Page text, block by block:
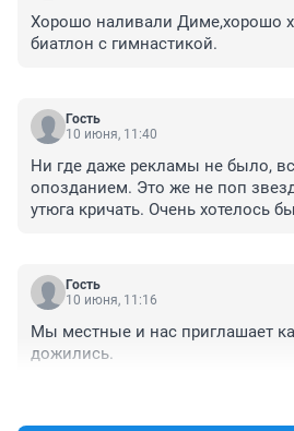
Хорошо наливали Диме,хорошо
биатлон с гимнастикой.
Гость
10 июня, 11:40
Ни где даже рекламы не было,
опозданием. Это же не поп
утюга кричать. Очень хотелось
Гость
10 июня, 11:16
Мы местные и нас приглашает
дожились.